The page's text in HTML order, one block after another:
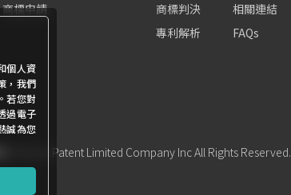
商標申請
商標判決
專利解析
相關連結
FAQs
© World Patent Limited Company Inc All Rights Reserved.
個人資
，我們
若您對
過電子
誠為您